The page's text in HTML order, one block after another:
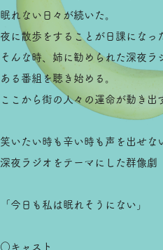
眠れない日々が続いた。
夜に散歩をすることが日課になっ
そんな時、姉に勧められた深夜ラ
ある番組を聴き始める。
ここから街の人々の運命が動き出
笑いたい時も辛い時も声を出せな
深夜ラジオをテーマにした群像劇
「今日も私は眠れそうにない」
○キャスト